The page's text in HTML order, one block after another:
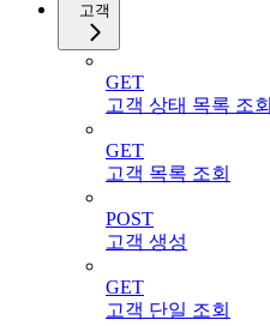
고객
GET
고객 상태 목록 조회
GET
고객 목록 조회
POST
고객 생성
GET
고객 단일 조회